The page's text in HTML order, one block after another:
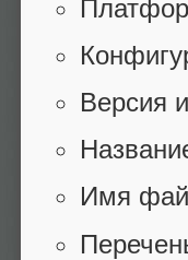
Версия
Имя